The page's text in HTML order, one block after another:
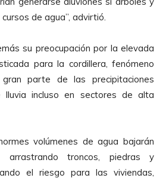
de agua”, advirtió.
su preocupación por la elevada
para la cordillera, fenómeno
parte de las precipitaciones
incluso en sectores de alta
volúmenes de agua bajarán
arrastrando troncos, piedras y
el riesgo para las viviendas,